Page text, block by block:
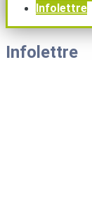
Infolettre
Infolettre